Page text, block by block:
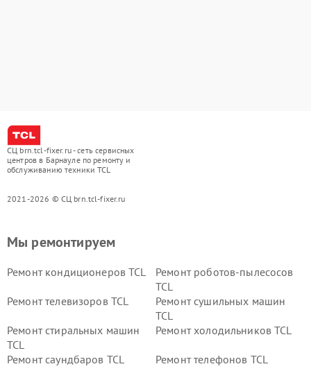
СЦ brn.tcl-fixer.ru - сеть сервисных
центров в Барнауле по ремонту и
обслуживанию техники TCL
2021-2026 © СЦ brn.tcl-fixer.ru
Мы ремонтируем
Ремонт кондиционеров TCL
Ремонт роботов-пылесосов
TCL
Ремонт телевизоров TCL
Ремонт сушильных машин
TCL
Ремонт стиральных машин
TCL
Ремонт холодильников TCL
Ремонт саундбаров TCL Ремонт телефонов TCL